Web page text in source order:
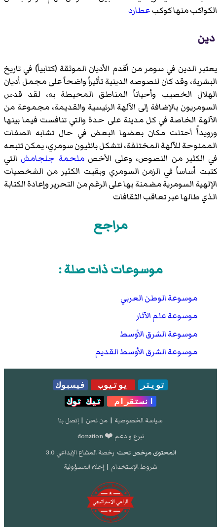
الكواكب منها كوكبعطارد
دين
يعتبر الدين في سومر من أقدم الأديان الموثقة (كتابياً) في تاريخ
البشرية، وقد كان لنصوصه الدينية تأثيراً واضحاً على مجمل أديان
الهلال الخصيب وأحياناً المناطق المحيطة به، لقد قدس
السومريون بالإضافة إلى الآلهة الرئيسية والقديمة، مجموعة من
الآلهة الخاصة في كل مدينة على حدة والتي تنافست فيما بينها
ورويداًً أحتلت مكان بعضها البعض في حال تشابه الصفات
الممنوحة للآلهة المختلفة، لتشكل بانثيون سومري، يمكن تتبعه
في الكثير من النصوص، وعلى الأخصملحمة جلجامش التي
كتبت أساساً في الزمن السومري وبقيت الكثير من الشخصيات
الإلهية السومرية مضمنة بها على الرغم من التحرير وإعادة الكتابة
الذي طالها عبر تعاقب الثقافات
مراجع
موسوعات ذات صلة :
موسوعة الوطن العربي
موسوعة علم الآثار
موسوعة الشرق الأوسط
موسوعة الشرق الأوسط القديم
تويتر يوتيوب
فيسبوك
انستقرام
تيك توك
سياسة الخصوصية | من نحن | إتصل بنا
تبرع و دعم ❤️ donation
المحتوى مرخص تحت رخصة المشاع الإبداعي 3.0
شروط الإستخدام | إخلاء المسؤولية